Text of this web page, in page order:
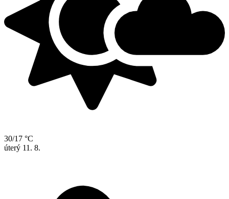
30/17 °C
úterý 11. 8.